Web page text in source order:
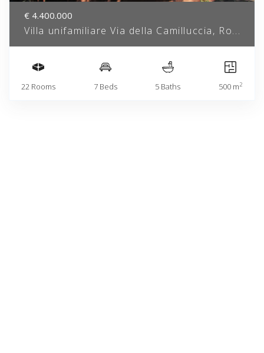
€ 4.400.000
Villa unifamiliare Via della Camilluccia, Ro...
22 Rooms 7 Beds 5 Baths 500 m2